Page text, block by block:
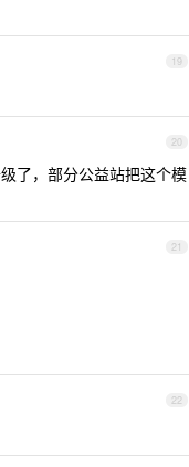
19
20
了，部分公益站把这个模
21
22